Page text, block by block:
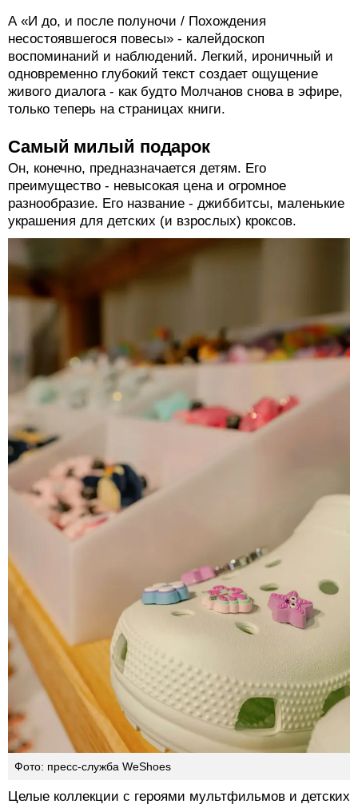
А «И до, и после полуночи / Похождения
несостоявшегося повесы» - калейдоскоп
воспоминаний и наблюдений. Легкий, ироничный и
одновременно глубокий текст создает ощущение
живого диалога - как будто Молчанов снова в эфире,
только теперь на страницах книги.
Самый милый подарок
Он, конечно, предназначается детям. Его
преимущество - невысокая цена и огромное
разнообразие. Его название - джиббитсы, маленькие
украшения для детских (и взрослых) кроксов.
Фото: пресс-служба WeShoes
Целые коллекции с героями мультфильмов и детских